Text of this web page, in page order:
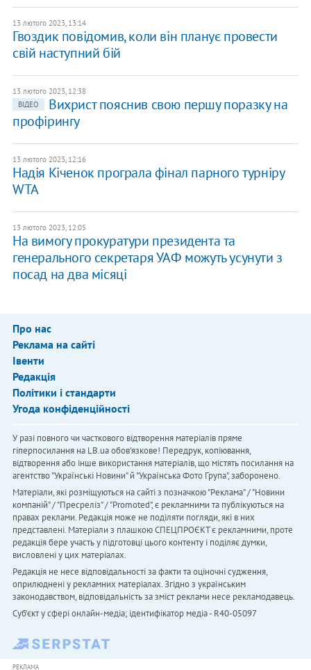
13 лютого 2023, 13:14
Гвоздик повідомив, коли він планує провести
свій наступний бій
13 лютого 2023, 12:38
ВІДЕО
Вихрист пояснив свою першу поразку на
профірингу
13 лютого 2023, 12:16
Надія Кіченок програла фінал парного турніру
WTA
13 лютого 2023, 12:05
На вимогу прокуратури президента та
генерального секретаря УАФ можуть усунути з
посад на два місяці
Про нас
Реклама на сайті
Івенти
Редакція
Політики і стандарти
Угода конфіденційності
У разі повного чи часткового відтворення матеріалів пряме
гіперпосилання на LB.ua обов'язкове! Передрук, копіювання,
відтворення або інше використання матеріалів, що містять посилання на
агентство "Українськi Новини" й "Українська Фото Група", заборонено.
Матеріали, які розміщуються на сайті з позначкою "Реклама" / "Новини
компаній" / "Пресреліз" / "Promoted", є рекламними та публікуються на
правах реклами. Редакція може не поділяти погляди, які в них
представлені. Матеріали з плашкою СПЕЦПРОЄКТ є рекламними, проте
редакція бере участь у підготовці цього контенту і поділяє думки,
висловлені у цих матеріалах.
Редакція не несе відповідальності за факти та оціночні судження,
оприлюднені у рекламних матеріалах. Згідно з українським
законодавством, відповідальність за зміст реклами несе рекламодавець.
Cуб'єкт у сфері онлайн-медіа; ідентифікатор медіа - R40-05097
РЕКЛАМА